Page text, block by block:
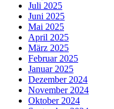
Juli 2025
Juni 2025
Mai 2025
April 2025
März 2025
Februar 2025
Januar 2025
Dezember 2024
November 2024
Oktober 2024